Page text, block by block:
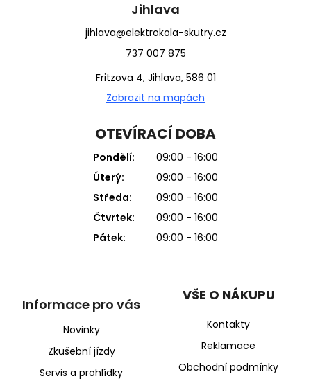
Jihlava
jihlava@elektrokola-skutry.cz
737 007 875
Fritzova 4, Jihlava, 586 01
Zobrazit na mapách
OTEVÍRACÍ DOBA
Pondělí:
09:00 - 16:00
Úterý:
09:00 - 16:00
Středa:
09:00 - 16:00
Čtvrtek:
09:00 - 16:00
Pátek:
09:00 - 16:00
Informace pro vás
Novinky
Zkušební jízdy
Servis a prohlídky
VŠE O NÁKUPU
Kontakty
Reklamace
Obchodní podmínky